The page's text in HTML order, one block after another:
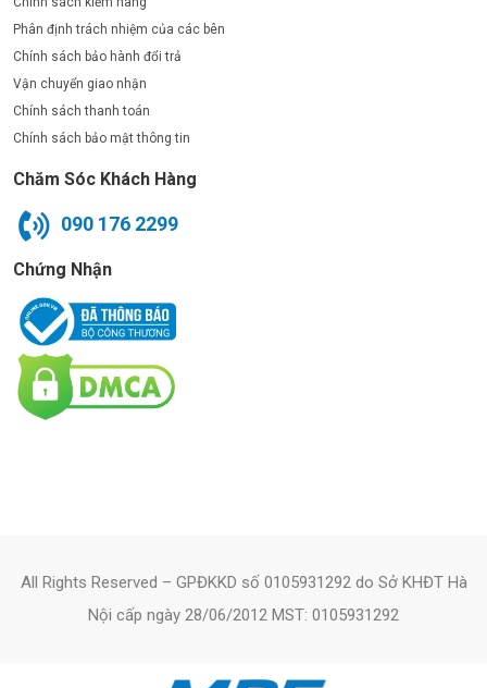
Phân định trách nhiệm của các bên
Chính sách bảo hành đổi trả
Vận chuyển giao nhận
Chính sách thanh toán
Chính sách bảo mật thông tin
Chăm Sóc Khách Hàng
090 176 2299
Chứng Nhận
All Rights Reserved – GPĐKKD số 0105931292 do Sở KHĐT Hà
Nội cấp ngày 28/06/2012 MST: 0105931292